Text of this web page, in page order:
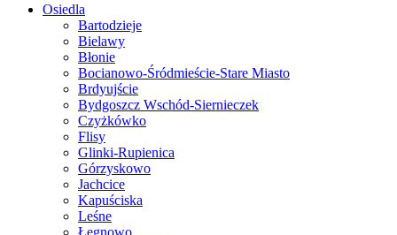
Osiedla
Bartodzieje
Bielawy
Błonie
Bocianowo-Śródmieście-Stare Miasto
Brdyujście
Bydgoszcz Wschód-Siernieczek
Czyżkówko
Flisy
Glinki-Rupienica
Górzyskowo
Jachcice
Kapuściska
Leśne
Łęgnowo